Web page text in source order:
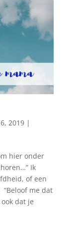
2019|
hier onder
Ik
of een
me dat
ook dat je